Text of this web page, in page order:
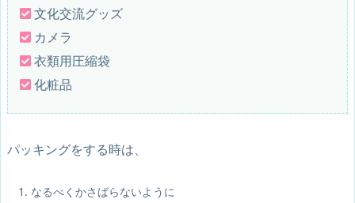
文化交流グッズ
カメラ
衣類用圧縮袋
化粧品
パッキングをする時は、
なるべくかさばらないように